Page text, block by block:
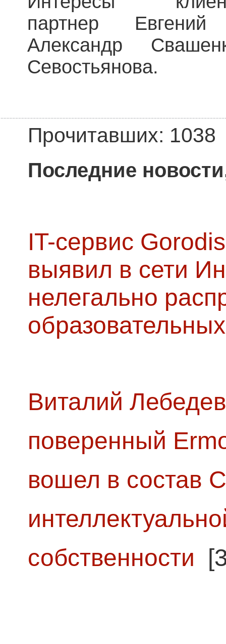
партнер Евгений
Александр
Севостьянова.
Прочитавших: 1038
Последние
IT-сервис
выявил в сети
нелегально
Виталий
поверенный
вошел в состав
собственности